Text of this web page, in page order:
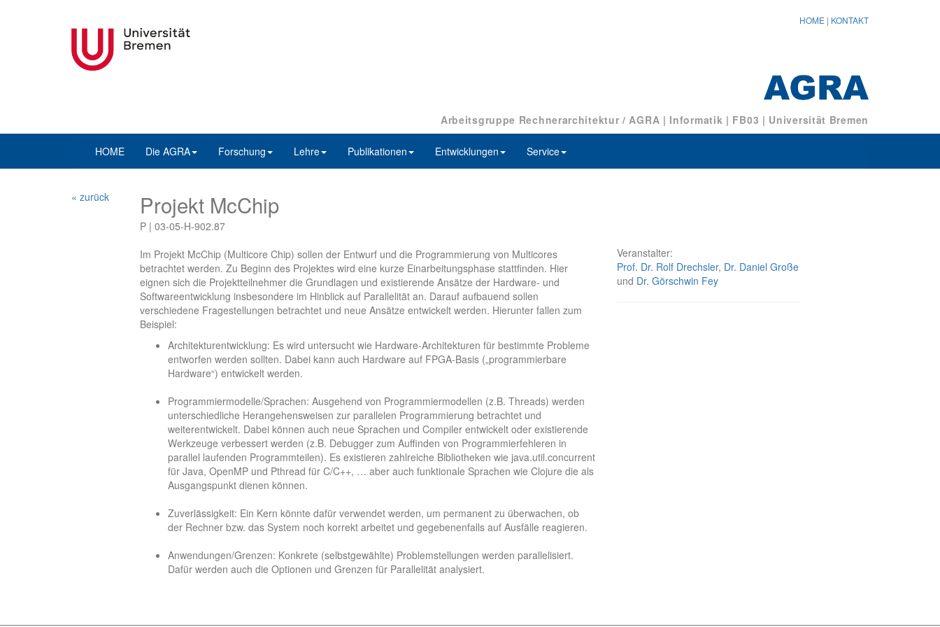
HOME | KONTAKT
Arbeitsgruppe Rechnerarchitektur / AGRA | Informatik | FB03 | Universität Bremen
HOME Die AGRA Forschung Lehre Publikationen Entwicklungen Service
« zurück Projekt McChip
P | 03-05-H-902.87
Im Projekt McChip (Multicore Chip) sollen der Entwurf und die Programmierung von Multicores
betrachtet werden. Zu Beginn des Projektes wird eine kurze Einarbeitungsphase stattfinden. Hier
eignen sich die Projektteilnehmer die Grundlagen und existierende Ansätze der Hardware- und
Softwareentwicklung insbesondere im Hinblick auf Parallelität an. Darauf aufbauend sollen
verschiedene Fragestellungen betrachtet und neue Ansätze entwickelt werden. Hierunter fallen zum
Beispiel:
Architekturentwicklung: Es wird untersucht wie Hardware-Architekturen für bestimmte Probleme
entworfen werden sollten. Dabei kann auch Hardware auf FPGA-Basis („programmierbare
Hardware“) entwickelt werden.
Programmiermodelle/Sprachen: Ausgehend von Programmiermodellen (z.B. Threads) werden
unterschiedliche Herangehensweisen zur parallelen Programmierung betrachtet und
weiterentwickelt. Dabei können auch neue Sprachen und Compiler entwickelt oder existierende
Werkzeuge verbessert werden (z.B. Debugger zum Auffinden von Programmierfehleren in
parallel laufenden Programmteilen). Es existieren zahlreiche Bibliotheken wie java.util.concurrent
für Java, OpenMP und Pthread für C/C++, … aber auch funktionale Sprachen wie Clojure die als
Ausgangspunkt dienen können.
Zuverlässigkeit: Ein Kern könnte dafür verwendet werden, um permanent zu überwachen, ob
der Rechner bzw. das System noch korrekt arbeitet und gegebenenfalls auf Ausfälle reagieren.
Anwendungen/Grenzen: Konkrete (selbstgewählte) Problemstellungen werden parallelisiert.
Dafür werden auch die Optionen und Grenzen für Parallelität analysiert.
Veranstalter:
Prof. Dr. Rolf Drechsler, Dr. Daniel Große
und Dr. Görschwin Fey